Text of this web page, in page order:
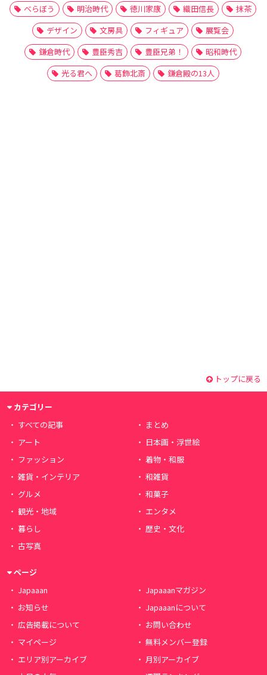
べらぼう
明治時代 徳川家康 織田信長
抹茶
デザイン
文房具 フィギュア
展覧会
鎌倉時代
豊臣秀吉 豊臣兄弟！
昭和時代
光る君へ
葛飾北斎 鎌倉殿の13人
トップに戻る
カテゴリー
すべての記事
まとめ
アート
日本画・浮世絵
ファッション
着物・和服
雑貨・インテリア
和雑貨
グルメ
和菓子
観光・地域
エンタメ
暮らし
歴史・文化
古写真
ページ
Japaaan
Japaaanマガジン
お知らせ
Japaaanについて
広告掲載について
お問い合わせ
マイページ
無料メンバー登録
エリア別アーカイブ
月別アーカイブ